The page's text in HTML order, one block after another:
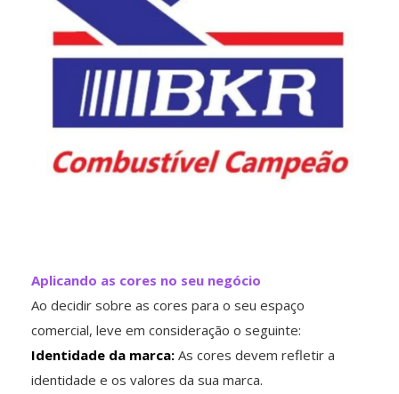
Aplicando as cores no seu negócio
Ao decidir sobre as cores para o seu espaço
comercial, leve em consideração o seguinte:
Identidade da marca: As cores devem refletir a
identidade e os valores da sua marca.